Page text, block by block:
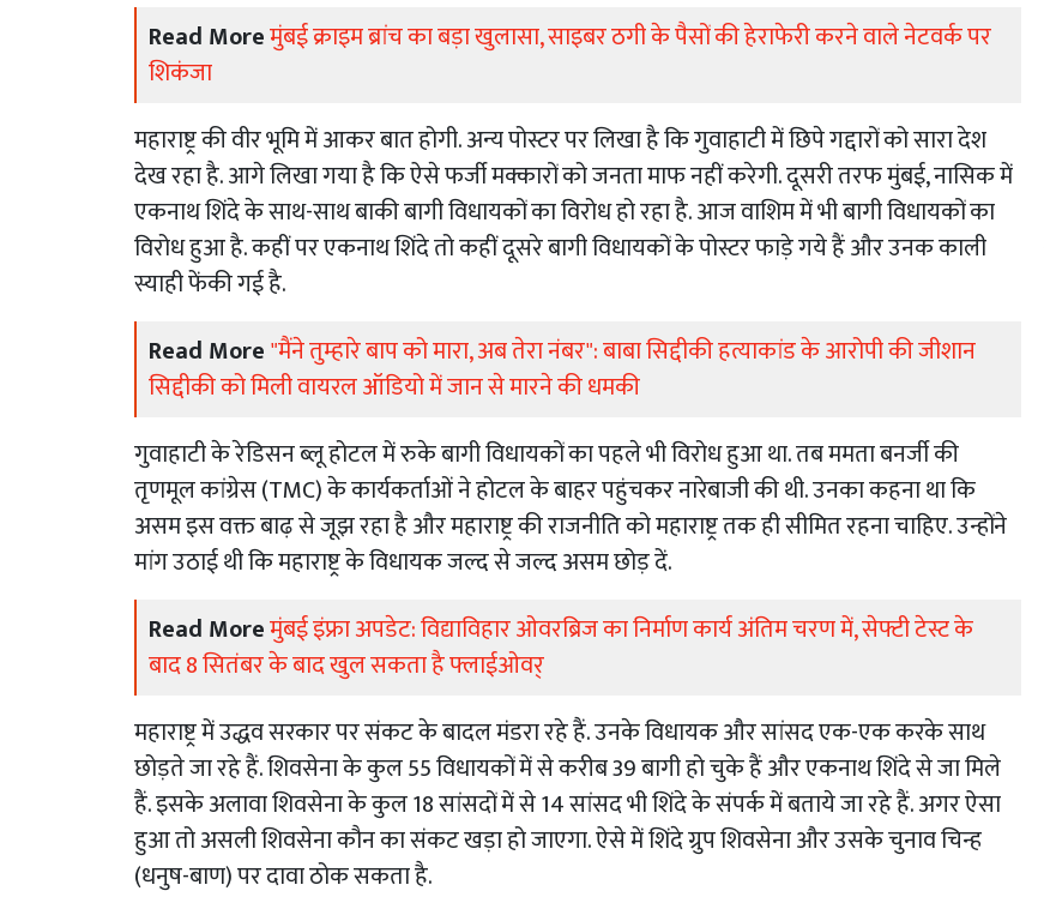
Read Moreमुंबई क्राइम ब्रांच का बड़ा खुलासा, साइबर ठगी के पैसों की हेराफेरी करने वाले नेटवर्क पर
शिकंजा
महाराष्ट्र की वीर भूमि में आकर बात होगी. अन्य पोस्टर पर लिखा है कि गुवाहाटी में छिपे गद्दारों को सारा देश
देख रहा है. आगे लिखा गया है कि ऐसे फर्जी मक्कारों को जनता माफ नहीं करेगी. दूसरी तरफ मुंबई, नासिक में
एकनाथ शिंदे के साथ-साथ बाकी बागी विधायकों का विरोध हो रहा है. आज वाशिम में भी बागी विधायकों का
विरोध हुआ है. कहीं पर एकनाथ शिंदे तो कहीं दूसरे बागी विधायकों के पोस्टर फाड़े गये हैं और उनक काली
स्याही फेंकी गई है.
Read More"मैंने तुम्हारे बाप को मारा, अब तेरा नंबर": बाबा सिद्दीकी हत्याकांड के आरोपी की जीशान
सिद्दीकी को मिली वायरल ऑडियो में जान से मारने की धमकी
गुवाहाटी के रेडिसन ब्लू होटल में रुके बागी विधायकों का पहले भी विरोध हुआ था. तब ममता बनर्जी की
तृणमूल कांग्रेस (TMC) के कार्यकर्ताओं ने होटल के बाहर पहुंचकर नारेबाजी की थी. उनका कहना था कि
असम इस वक्त बाढ़ से जूझ रहा है और महाराष्ट्र की राजनीति को महाराष्ट्र तक ही सीमित रहना चाहिए. उन्होंने
मांग उठाई थी कि महाराष्ट्र के विधायक जल्द से जल्द असम छोड़ दें.
Read Moreमुंबई इंफ्रा अपडेट: विद्याविहार ओवरब्रिज का निर्माण कार्य अंतिम चरण में, सेफ्टी टेस्ट के
बाद 8 सितंबर के बाद खुल सकता है फ्लाईओवर्
महाराष्ट्र में उद्धव सरकार पर संकट के बादल मंडरा रहे हैं. उनके विधायक और सांसद एक-एक करके साथ
छोड़ते जा रहे हैं. शिवसेना के कुल 55 विधायकों में से करीब 39 बागी हो चुके हैं और एकनाथ शिंदे से जा मिले
हैं. इसके अलावा शिवसेना के कुल 18 सांसदों में से 14 सांसद भी शिंदे के संपर्क में बताये जा रहे हैं. अगर ऐसा
हुआ तो असली शिवसेना कौन का संकट खड़ा हो जाएगा. ऐसे में शिंदे ग्रुप शिवसेना और उसके चुनाव चिन्ह
(धनुष-बाण) पर दावा ठोक सकता है.